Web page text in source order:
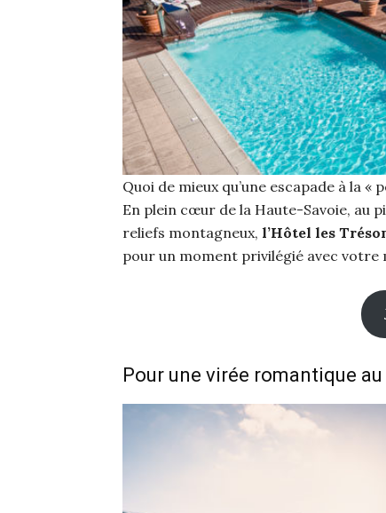
Quoi de mieux qu’une escapade à la
En plein cœur de la Haute-Savoie, au
reliefs montagneux, l’Hôtel les
pour un moment privilégié avec votre
Pour une virée romantique